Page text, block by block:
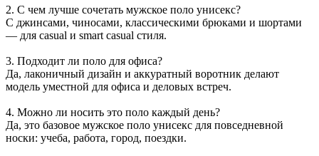
2. С чем лучше сочетать мужское поло унисекс?
С джинсами, чиносами, классическими брюками и шортами
— для casual и smart casual стиля.
3. Подходит ли поло для офиса?
Да, лаконичный дизайн и аккуратный воротник делают
модель уместной для офиса и деловых встреч.
4. Можно ли носить это поло каждый день?
Да, это базовое мужское поло унисекс для повседневной
носки: учеба, работа, город, поездки.